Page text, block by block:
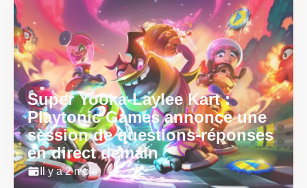
Super Yooka-Laylee Kart :
Playtonic Games annonce une
session de questions-réponses
en direct demain
Il y a 2 mois